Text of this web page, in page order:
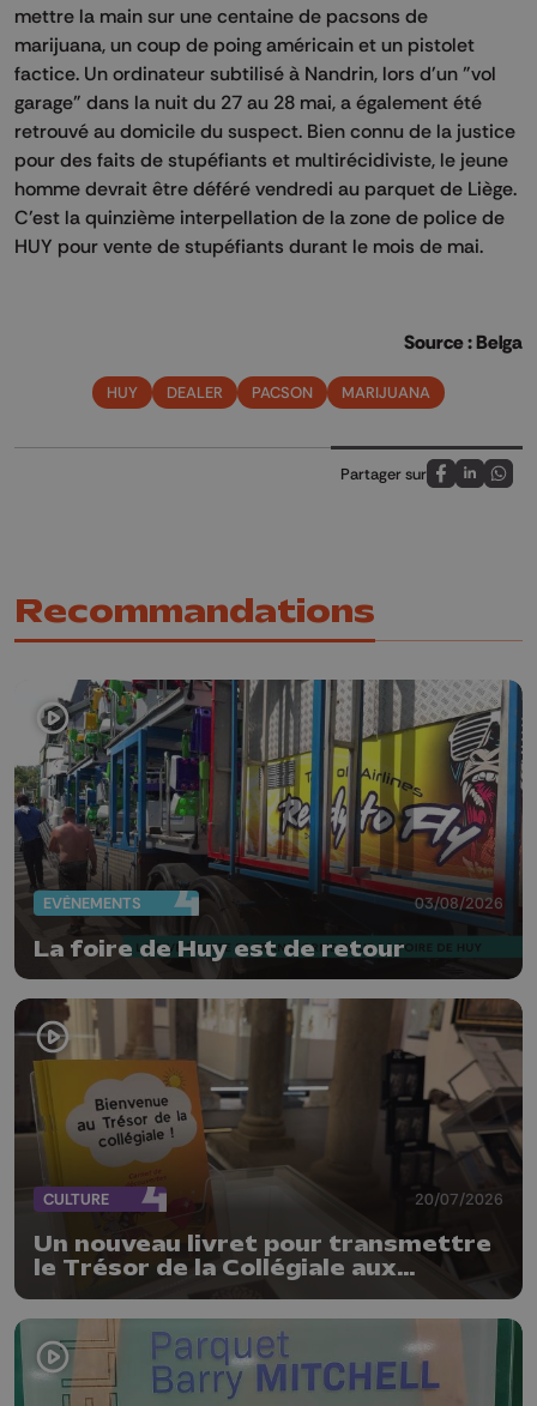
mettre la main sur une centaine de pacsons de
marijuana, un coup de poing américain et un pistolet
factice. Un ordinateur subtilisé à Nandrin, lors d'un "vol
garage" dans la nuit du 27 au 28 mai, a également été
retrouvé au domicile du suspect. Bien connu de la justice
pour des faits de stupéfiants et multirécidiviste, le jeune
homme devrait être déféré vendredi au parquet de Liège.
C'est la quinzième interpellation de la zone de police de
HUY pour vente de stupéfiants durant le mois de mai.
Source : Belga
HUY DEALER PACSON MARIJUANA
Partager sur
Partagez sur
Partagez
Recommandations
EVÈNEMENTS 03/08/2026
La foire de Huy est de retour
CULTURE 20/07/2026
Un nouveau livret pour transmettre
le Trésor de la Collégiale aux